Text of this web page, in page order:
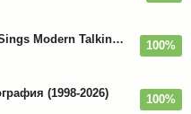
Thomas Anders / … Sings Modern Talking: The Best hi-res 100%
(1998-2026) 100%